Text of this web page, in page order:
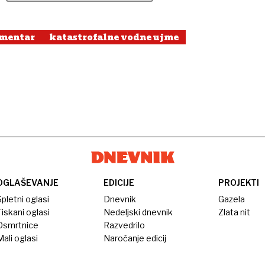
katastrofalne vodne ujme
oglasi
oglasi
oglasi
EDICIJE
Dnevnik
Nedeljski dnevnik
Razvedrilo
Naročanje edicij
PROJEKTI
Gazela
Zlata nit